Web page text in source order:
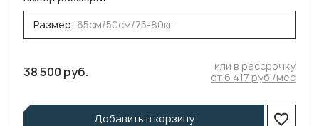
Размер 65см/50см/75-80кг
38 500 руб.
или в рассрочку
от 6 417 руб./мес
Добавить в корзину